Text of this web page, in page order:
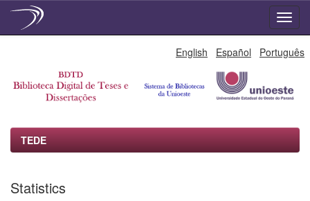
English Español Português
TEDE
Statistics